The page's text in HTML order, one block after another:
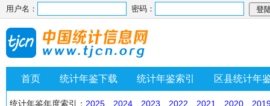
用户名： 密码：
首页 统计年鉴下载 统计年鉴索引 区县统计年
统计年鉴年度索引： 2025 2024 2023 2022 2021 2020